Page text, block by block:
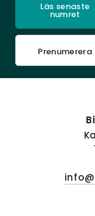
Läs senaste
numret
Prenumerera